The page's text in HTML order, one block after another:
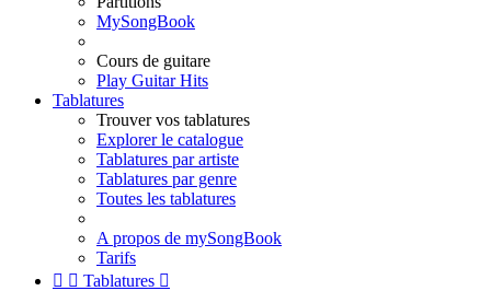
MySongBook
Cours de guitare
Play Guitar Hits
Tablatures
Trouver vos tablatures
Explorer le catalogue
Tablatures par artiste
Tablatures par genre
Toutes les tablatures
A propos de mySongBook
Tarifs
  Tablatures 